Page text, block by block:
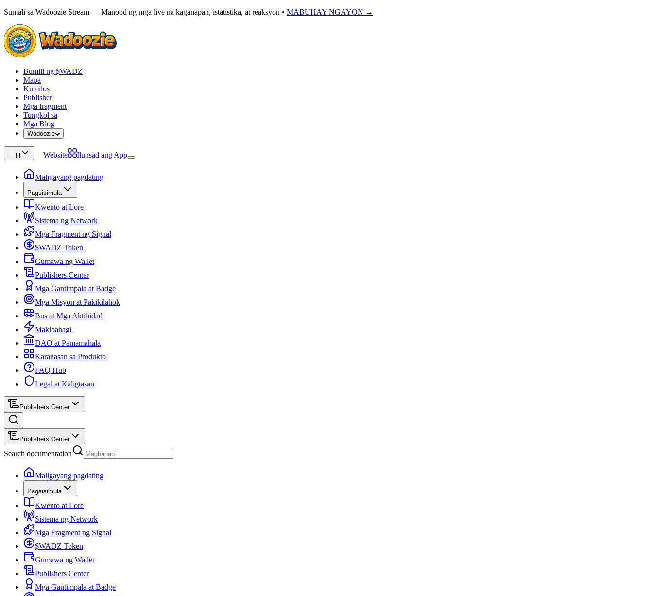
Sumali sa Wadoozie Stream — Manood ng mga live na kaganapan, istatistika, at reaksyon • MABUHAY NGAYON →
Bumili ng $WADZ
Mapa
Kumilos
Publisher
Mga fragment
Tungkol sa
Mga Blog
Wadoozie
fil Website Ilunsad ang App
Maligayang pagdating
Pagsisimula
Kwento at Lore
Sistema ng Network
Mga Fragment ng Signal
$WADZ Token
Gumawa ng Wallet
Publishers Center
Mga Gantimpala at Badge
Mga Misyon at Pakikilahok
Bus at Mga Aktibidad
Makibahagi
DAO at Pamamahala
Karanasan sa Produkto
FAQ Hub
Legal at Kaligtasan
Publishers Center
Publishers Center
Search documentation
Maligayang pagdating
Pagsisimula
Kwento at Lore
Sistema ng Network
Mga Fragment ng Signal
$WADZ Token
Gumawa ng Wallet
Publishers Center
Mga Gantimpala at Badge